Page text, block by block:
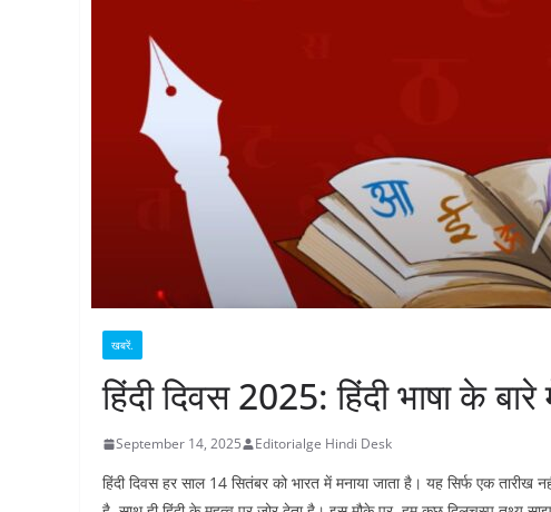
खबरें.
हिंदी दिवस 2025: हिंदी भाषा के
September 14, 2025 Editorialge Hindi Desk
हिंदी दिवस हर साल 14 सितंबर को भारत में मनाया जाता है। यह सिर्फ एक तारीख